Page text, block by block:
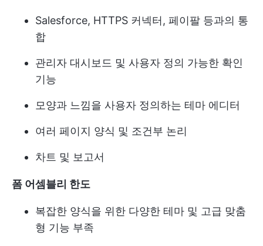
Salesforce, HTTPS 커넥터, 페이팔 등과의 통
합
관리자 대시보드 및 사용자 정의 가능한 확인
기능
모양과 느낌을 사용자 정의하는 테마 에디터
여러 페이지 양식 및 조건부 논리
차트 및 보고서
폼 어셈블리 한도
복잡한 양식을 위한 다양한 테마 및 고급 맞춤
형 기능 부족